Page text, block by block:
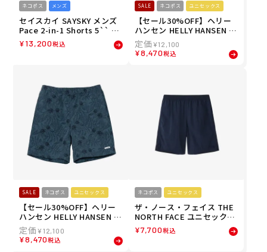
ネコポス メンズ
セイスカイ SAYSKY メンズ
Pace 2-in-1 Shorts 5`` - G
ree ランニング ショートパ
ンツ SM40002C301 26SP
¥13,200税込
SALE ネコポス ユニセックス
【セール30%OFF】ヘリー
ハンセン HELLY HANSEN ユ
ニセックス プリンテッドバ
スクミッドショーツ PT BAS
K MID SHORTS ショートパ
¥12,100
¥8,470税込
SALE ネコポス ユニセックス
【セール30%OFF】ヘリー
ハンセン HELLY HANSEN ユ
ニセックス プリンテッドバ
スクミッドショーツ PT BAS
K MID SHORTS ショートパ
¥12,100
¥8,470税込
ネコポス ユニセックス
ザ・ノース・フェイス THE
NORTH FACE ユニセックス
バーサタイルミッド ショー
トパンツ ハーフパンツ NB4
¥7,700税込